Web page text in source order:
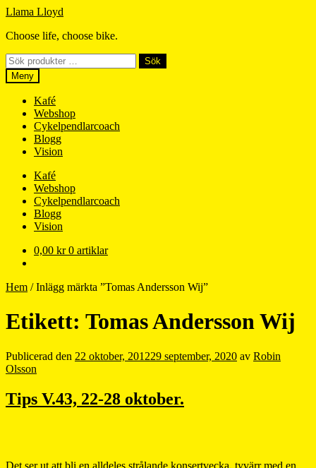
Hoppa
navigering
Hoppa
innehåll
Llama Lloyd
Choose life, choose bike.
Sök
efter:
Sök
Meny
Kafé
Webshop
Cykelpendlarcoach
Blogg
Vision
Kafé
Webshop
Cykelpendlarcoach
Blogg
Vision
0,00 kr 0 artiklar
Hem /Inlägg märkta ”Tomas Andersson Wij”
Etikett: Tomas Andersson Wij
Publicerad den 22 oktober, 201229 september, 2020 av Robin
Olsson
Tips V.43, 22-28 oktober.
Det ser ut att bli en alldeles strålande konsertvecka, tyvärr med en